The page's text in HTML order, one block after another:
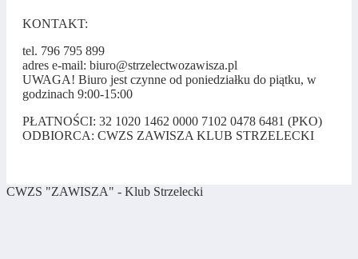
KONTAKT:
tel. 796 795 899
adres e-mail: biuro@strzelectwozawisza.pl
UWAGA! Biuro jest czynne od poniedziałku do piątku, w
godzinach 9:00-15:00
PŁATNOŚCI: 32 1020 1462 0000 7102 0478 6481 (PKO)
ODBIORCA: CWZS ZAWISZA KLUB STRZELECKI
CWZS "ZAWISZA" - Klub Strzelecki